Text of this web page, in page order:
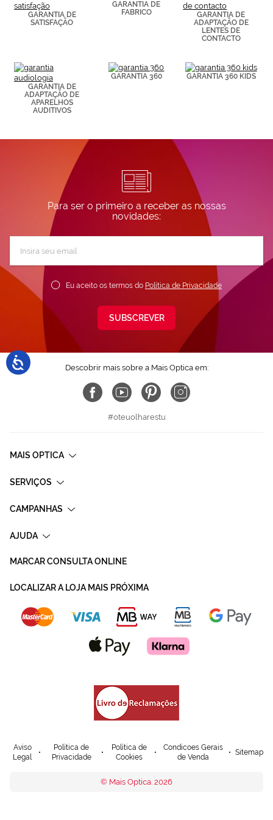
de páginas
visitadas).
Puedes
Política de
Cookies.
GARANTIA DE
SATISFAÇÃO
GARANTIA DE
FABRICO
GARANTIA DE
ADAPTAÇÃO DE
LENTES DE
CONTACTO
GARANTIA DE
ADAPTAÇÃO DE
APARELHOS
AUDITIVOS
GARANTIA 360 GARANTIA 360 KIDS
Para ser o primeiro a receber as nossas
novidades:
Newsletter:
Eu aceito os termos do Política de Privacidade
SUBSCREVER
Descobrir mais sobre a Mais Optica em:
#oteuolharestu
MAIS OPTICA
SERVIÇOS
CAMPANHAS
AJUDA
MARCAR CONSULTA ONLINE
LOCALIZAR A LOJA MAIS PRÓXIMA
Aviso
Legal
Política de
Privacidade
Política de
Cookies
Condicoes Gerais
de Venda
Sitemap
© Mais Optica. 2026